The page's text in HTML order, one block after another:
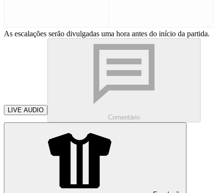
As escalações serão divulgadas uma hora antes do início da partida.
LIVE AUDIO
Comentário